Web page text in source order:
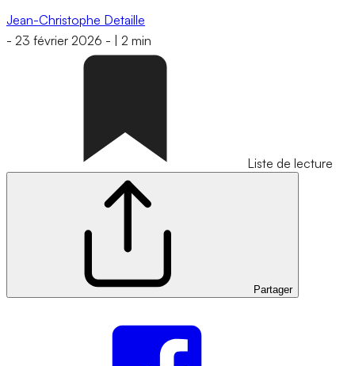
Jean-Christophe Detaille
- 23 février 2026 - 2 min
Liste de lecture
Partager